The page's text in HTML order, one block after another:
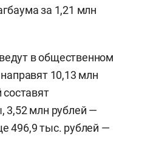
за 1,21 млн
в общественном
10,13 млн
составят
3,52 млн рублей —
496,9 тыс. рублей —